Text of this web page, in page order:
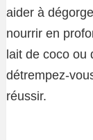
aider à
nourrir en
lait de coco ou
détrempez-
réussir.